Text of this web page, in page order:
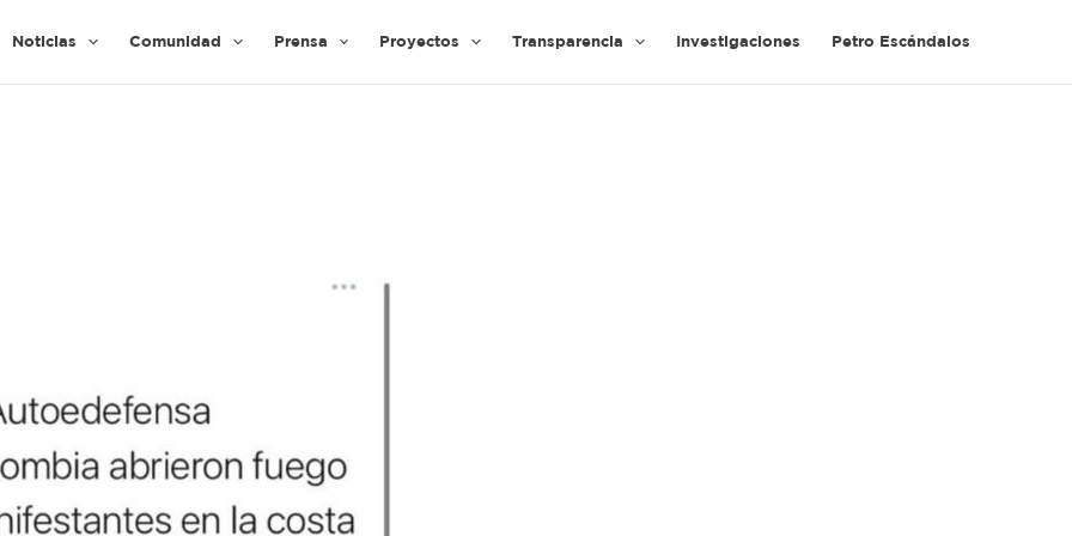
Noticias Comunidad Prensa Proyectos Transparencia Investigaciones Petro Escándalos